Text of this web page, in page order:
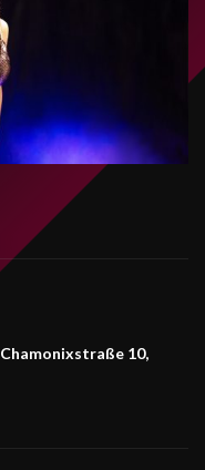
Chamonixstraße 10,